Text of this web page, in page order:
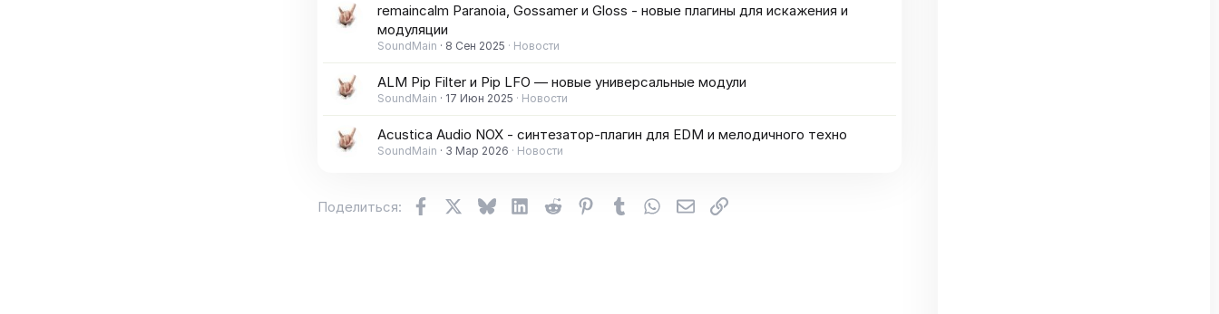
remaincalm Paranoia, Gossamer и Gloss - новые плагины для искажения и
модуляции
SoundMain 8 Сен 2025 Новости
ALM Pip Filter и Pip LFO — новые универсальные модули
SoundMain 17 Июн 2025 Новости
Acustica Audio NOX - синтезатор-плагин для EDM и мелодичного техно
SoundMain 3 Мар 2026 Новости
Поделиться: FacebookX (Twitter)
BlueskyLinkedIn
Reddit Pinterest
Tumblr WhatsApp
Электронная почта
Ссылка